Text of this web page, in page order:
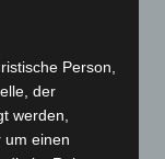
Person,
der
werden,
um einen